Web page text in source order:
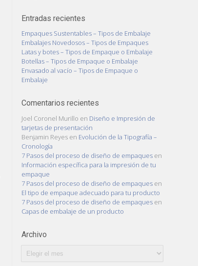
Entradas recientes
Empaques Sustentables – Tipos de Embalaje
Embalajes Novedosos – Tipos de Empaques
Latas y botes – Tipos de Empaque o Embalaje
Botellas – Tipos de Empaque o Embalaje
Envasado al vacío – Tipos de Empaque o
Embalaje
Comentarios recientes
Joel Coronel Murillo en Diseño e Impresión de
tarjetas de presentación
Benjamin Reyes en Evolución de la Tipografía –
Cronología
7 Pasos del proceso de diseño de empaques en
Información específica para la impresión de tu
empaque
7 Pasos del proceso de diseño de empaques en
El tipo de empaque adecuado para tu producto
7 Pasos del proceso de diseño de empaques en
Capas de embalaje de un producto
Archivo
Archivo